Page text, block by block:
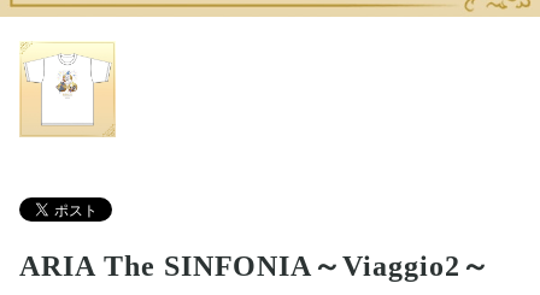
ARIA The SINFONIA～Viaggio2～